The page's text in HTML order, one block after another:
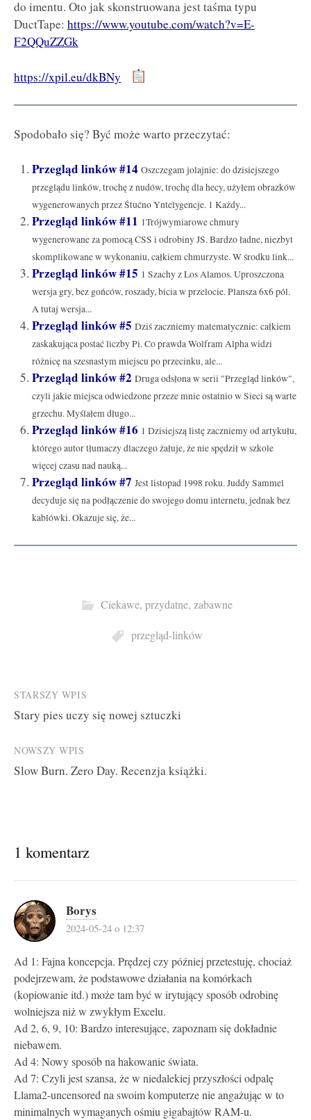
do imentu. Oto jak skonstruowana jest taśma typu
DuctTape: https://www.youtube.com/watch?v=E-
F2QQuZZGk
https://xpil.eu/dkBNy
Spodobało się? Być może warto przeczytać:
Przegląd linków #14 Oszczegam jolajnie: do dzisiejszego
przeglądu linków, trochę z nudów, trochę dla hecy, użyłem obrazków
wygenerowanych przez Śtućno Yntelygencje. 1 Każdy...
Przegląd linków #11 1Trójwymiarowe chmury
wygenerowane za pomocą CSS i odrobiny JS. Bardzo ładne, niezbyt
skomplikowane w wykonaniu, całkiem chmurzyste. W środku link...
Przegląd linków #15 1 Szachy z Los Alamos. Uproszczona
wersja gry, bez gońców, roszady, bicia w przelocie. Plansza 6x6 pól.
A tutaj wersja...
Przegląd linków #5 Dziś zaczniemy matematycznie: całkiem
zaskakująca postać liczby Pi. Co prawda Wolfram Alpha widzi
różnicę na szesnastym miejscu po przecinku, ale...
Przegląd linków #2 Druga odsłona w serii "Przegląd linków",
czyli jakie miejsca odwiedzone przeze mnie ostatnio w Sieci są warte
grzechu. Myślałem długo...
Przegląd linków #16 1 Dzisiejszą listę zaczniemy od artykułu,
którego autor tłumaczy dlaczego żałuje, że nie spędził w szkole
więcej czasu nad nauką...
Przegląd linków #7 Jest listopad 1998 roku. Juddy Sammel
decyduje się na podłączenie do swojego domu internetu, jednak bez
kablówki. Okazuje się, że...
Ciekawe, przydatne, zabawne
przegląd-linków
Post
navigation
STARSZY WPIS
Stary pies uczy się nowej sztuczki
NOWSZY WPIS
Slow Burn. Zero Day. Recenzja książki.
1 komentarz
Borys
2024-05-24 o 12:37
Ad 1: Fajna koncepcja. Prędzej czy później przetestuję, chociaż
podejrzewam, że podstawowe działania na komórkach
(kopiowanie itd.) może tam być w irytujący sposób odrobinę
wolniejsza niż w zwykłym Excelu.
Ad 2, 6, 9, 10: Bardzo interesujące, zapoznam się dokładnie
niebawem.
Ad 4: Nowy sposób na hakowanie świata.
Ad 7: Czyli jest szansa, że w niedalekiej przyszłości odpalę
Llama2-uncensored na swoim komputerze nie angażując w to
minimalnych wymaganych ośmiu gigabajtów RAM-u.